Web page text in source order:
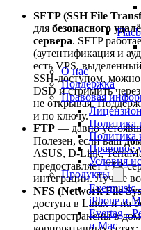
О нас
Поддержка
Правовая
Политика
Политика
Правовое
Условия
Продукты
Evermusic
iPhone и
Evertag -
и Mac
SFTP (SSH File
для безопасного
сервера. SFTP
(аутентификация и
есть VPS,
SSH-доступом,
DSD и стримить
не открывая.
и по ключу.
FTP — давно
Полезен, если ваш
ASUS, D-Link,
предоставляет FTP-
интеграции. Лучше
NFS (Network File
доступа в Linux и на
распространены в